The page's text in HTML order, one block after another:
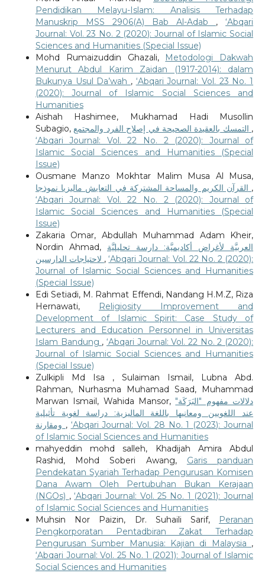
Pendidikan Melayu-Islam: Analisis Terhadap
Manuskrip MSS 2906(A) Bab Al-Adab ,‘Abqari
Journal: Vol. 23 No. 2 (2020): Journal of Islamic Social
Sciences and Humanities (Special Issue)
Mohd Rumaizuddin Ghazali,
Metodologi Dakwah
Menurut Abdul Karim Zaidan (1917-2014): dalam
Bukunya Usul Da’wah , ‘Abqari Journal: Vol. 23 No. 1
(2020): Journal of Islamic Social Sciences and
Humanities
Aishah Hashimee, Mukhamad Hadi Musollin
Subagio,
,
‘Abqari Journal: Vol. 22 No. 2 (2020): Journal of
Islamic Social Sciences and Humanities (Special
Issue)
Ousmane Manzo Mokhtar Malim Musa Al Musa,
,
‘Abqari Journal: Vol. 22 No. 2 (2020): Journal of
Islamic Social Sciences and Humanities (Special
Issue)
Zakaria Omar, Abdullah Muhammad Adam Kheir,
Nordin Ahmad, العربيَّة لأغراض أكاديميَّة: دارسة تحليليَّة
,‘Abqari Journal: Vol. 22 No. 2 (2020):
Journal of Islamic Social Sciences and Humanities
(Special Issue)
Edi Setiadi, M. Rahmat Effendi, Nandang H.M.Z, Riza
Hernawati,
Religiosity Improvement and
Development of Islamic Spirit: Case Study of
Lecturers and Education Personnel in Universitas
Islam Bandung ,‘Abqari Journal: Vol. 22 No. 2 (2020):
Journal of Islamic Social Sciences and Humanities
(Special Issue)
Zulkipli Md Isa , Sulaiman Ismail, Lubna Abd.
Rahman, Nurhasma Muhamad Saad, Muhammad
Marwan Ismail, Wahida Mansor, دلالات مفهوم "البَرَكَة"
عند اللغويين ومعانيها باللغة الماليزية: دراسة لغوية تأثيلية
, ‘Abqari Journal: Vol. 28 No. 1 (2023): Journal
of Islamic Social Sciences and Humanities
mahyeddin mohd salleh, Khadijah Amira Abdul
Rashid, Mohd Soberi Awang, Garis panduan
Pendekatan Syariah Terhadap Pengurusan Komisen
Dana Awam Oleh Pertubuhan Bukan Kerajaan
(NGOs) ,‘Abqari Journal: Vol. 25 No. 1 (2021): Journal
of Islamic Social Sciences and Humanities
Muhsin Nor Paizin, Dr. Suhaili Sarif,
Peranan
Pengkorporatan Pentadbiran Zakat Terhadap
Pengurusan Sumber Manusia: Kajian di Malaysia ,
‘Abqari Journal: Vol. 25 No. 1 (2021): Journal of Islamic
Social Sciences and Humanities